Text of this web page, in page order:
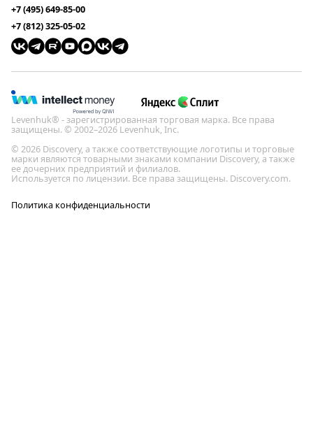
+7 (495) 649-85-00
+7 (812) 325-05-02
Levenhuk® - зарегистрированная торговая марка. Все права
защищены. © 2002–2026 Levenhuk, Inc.
© 2026 Discovery, а также соответствующие логотипы и торговые
марки являются товарными знаками компании Discovery, а также
ее дочерних предприятий и филиалов.
Используется по лицензии. Все права защищены. Discovery.com.
Политика конфиденциальности